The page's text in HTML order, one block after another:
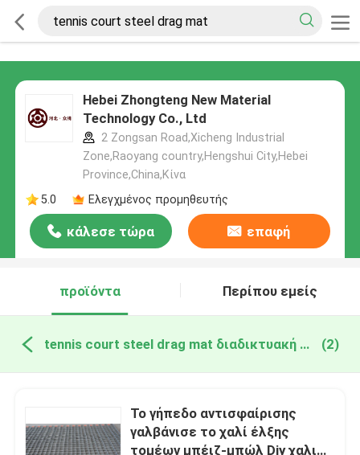
Hebei Zhongteng New Material
Technology Co., Ltd
2 Zongsan Road,Xicheng Industrial
Zone,Raoyang country,Hengshui City,Hebei
Province,China,Κίνα
5.0
Ελεγχμένος προμηθευτής
κάλεσε τώρα επαφή
προϊόντα Περίπου εμείς
tennis court steel drag mat διαδικτυακή κατασκευή (2)
Το γήπεδο αντισφαίρισης
γαλβάνισε το χαλί έλξης
τομέων μπέιζ-μπώλ Diy χαλιών